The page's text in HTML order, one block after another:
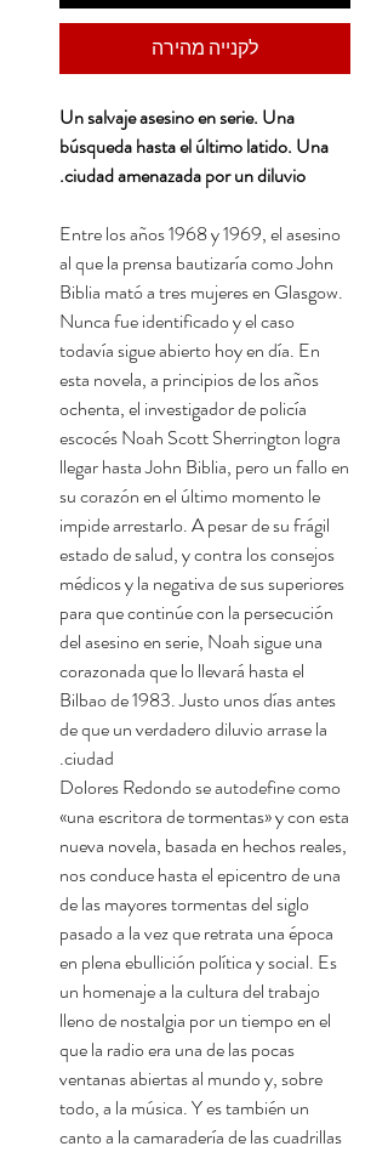
לקנייה מהירה
Un salvaje asesino en serie. Una
búsqueda hasta el último latido. Una
ciudad amenazada por un diluvio.
Entre los años 1968 y 1969, el asesino
al que la prensa bautizaría como John
Biblia mató a tres mujeres en Glasgow.
Nunca fue identificado y el caso
todavía sigue abierto hoy en día. En
esta novela, a principios de los años
ochenta, el investigador de policía
escocés Noah Scott Sherrington logra
llegar hasta John Biblia, pero un fallo en
su corazón en el último momento le
impide arrestarlo. A pesar de su frágil
estado de salud, y contra los consejos
médicos y la negativa de sus superiores
para que continúe con la persecución
del asesino en serie, Noah sigue una
corazonada que lo llevará hasta el
Bilbao de 1983. Justo unos días antes
de que un verdadero diluvio arrase la
ciudad.
Dolores Redondo se autodefine como
«una escritora de tormentas» y con esta
nueva novela, basada en hechos reales,
nos conduce hasta el epicentro de una
de las mayores tormentas del siglo
pasado a la vez que retrata una época
en plena ebullición política y social. Es
un homenaje a la cultura del trabajo
lleno de nostalgia por un tiempo en el
que la radio era una de las pocas
ventanas abiertas al mundo y, sobre
todo, a la música. Y es también un
canto a la camaradería de las cuadrillas